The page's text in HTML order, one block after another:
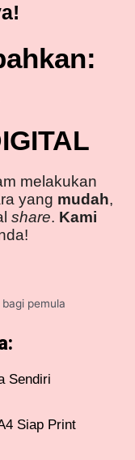
melakukan
yang mudah,
share. Kami
Sendiri
Siap Print